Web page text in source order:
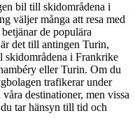
bil till skidområdena i
väljer många att resa med
de populära
det till antingen Turin,
i Frankrike
eller Turin. Om du
trafikerar under
destinationer, men vissa
tar hänsyn till tid och